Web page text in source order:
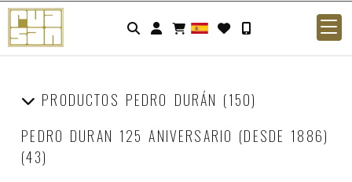
Identifícate
PRODUCTOS PEDRO DURÁN (150)
PEDRO DURAN 125 ANIVERSARIO (DESDE 1886)
(43)